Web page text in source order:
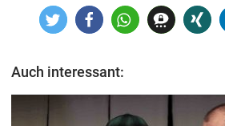
Auch interessant: